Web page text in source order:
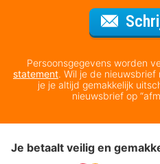
Persoonsgegevens worden
statement. Wil je de nieuwsbrief
je je altijd gemakkelijk
nieuwsbrief op
Je betaalt veilig en